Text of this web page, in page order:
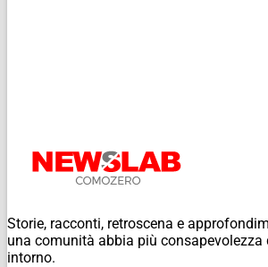
Storie, racconti, retroscena e
una comunità abbia più consapevolezza
intorno.